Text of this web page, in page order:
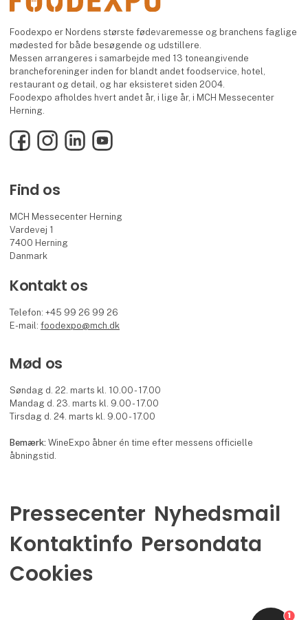
Foodexpo er Nordens største fødevaremesse og branchens faglige
mødested for både besøgende og udstillere.
Messen arrangeres i samarbejde med 13 toneangivende
brancheforeninger inden for blandt andet foodservice, hotel,
restaurant og detail, og har eksisteret siden 2004.
Foodexpo afholdes hvert andet år, i lige år, i MCH Messecenter
Herning.
FacebookInstagramLinkedInYouTube
Find os
MCH Messecenter Herning
Vardevej 1
7400 Herning
Danmark
Kontakt os
Telefon: +45 99 26 99 26
E-mail:foodexpo@mch.dk
Mød os
Søndag d. 22. marts kl. 10.00 - 17.00
Mandag d. 23. marts kl. 9.00 - 17.00
Tirsdag d. 24. marts kl. 9.00 - 17.00
Bemærk:WineExpo åbner én time efter messens officielle
åbningstid.
Pressecenter Nyhedsmail
Kontaktinfo Persondata
Cookies
1